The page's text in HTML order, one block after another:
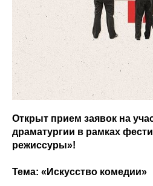
Открыт прием заявок на
драматургии в рамках
режиссуры»!
Тема: «Искусство комедии»